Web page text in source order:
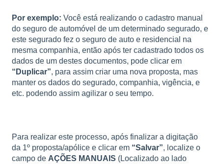
Por exemplo: Você está realizando o cadastro manual
do seguro de automóvel de um determinado segurado, e
este segurado fez o seguro de auto e residencial na
mesma companhia, então após ter cadastrado todos os
dados de um destes documentos, pode clicar em
“Duplicar”, para assim criar uma nova proposta, mas
manter os dados do segurado, companhia, vigência, e
etc. podendo assim agilizar o seu tempo.
Para realizar este processo, após finalizar a digitação
da 1º proposta/apólice e clicar em “Salvar”, localize o
campo de AÇÕES MANUAIS (Localizado ao lado